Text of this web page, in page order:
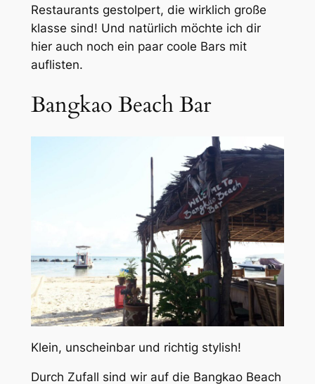
Restaurants gestolpert, die wirklich große
klasse sind! Und natürlich möchte ich dir
hier auch noch ein paar coole Bars mit
auflisten.
Bangkao Beach Bar
Klein, unscheinbar und richtig stylish!
Durch Zufall sind wir auf die Bangkao Beach